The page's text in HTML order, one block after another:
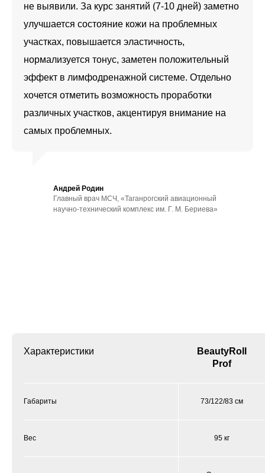
не выявили. За курс занятий (7-10 дней) заметно
улучшается состояние кожи на проблемных
участках, повышается эластичность,
нормализуется тонус, заметен положительный
эффект в лимфодренажной системе. Отдельно
хочется отметить возможность проработки
различных участков, акцентируя внимание на
самых проблемных.
Андрей Родин
Главный врач МСЧ, «Таганрогский авиационный
научно-технический комплекс им. Г. М. Бериева»
Характеристики
BeautyRoll
Prof
Габариты 73/122/83 см
Вес 95 кг